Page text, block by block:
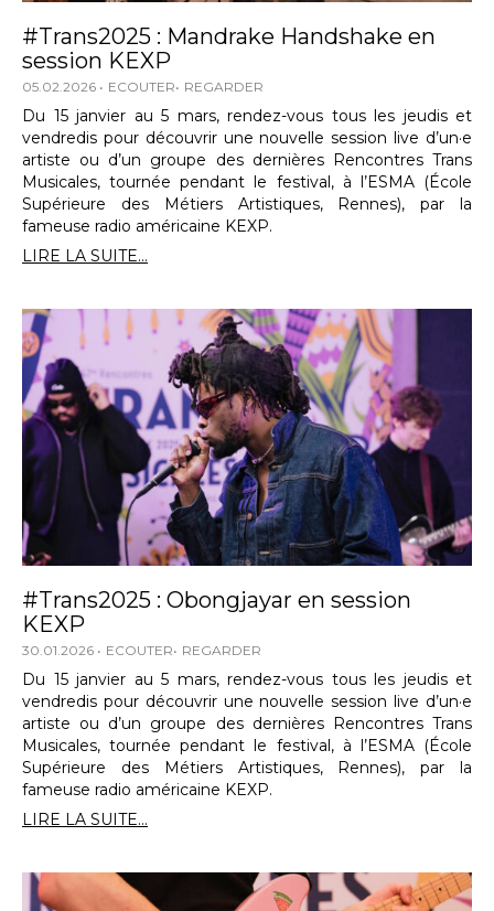
#Trans2025 : Mandrake Handshake en
session KEXP
05.02.2026 ECOUTER REGARDER
Du 15 janvier au 5 mars, rendez-vous tous les jeudis et
vendredis pour découvrir une nouvelle session live d’un·e
artiste ou d’un groupe des dernières Rencontres Trans
Musicales, tournée pendant le festival, à l’ESMA (École
Supérieure des Métiers Artistiques, Rennes), par la
fameuse radio américaine KEXP.
LIRE LA SUITE...
#Trans2025 : Obongjayar en session
KEXP
30.01.2026 ECOUTER REGARDER
Du 15 janvier au 5 mars, rendez-vous tous les jeudis et
vendredis pour découvrir une nouvelle session live d’un·e
artiste ou d’un groupe des dernières Rencontres Trans
Musicales, tournée pendant le festival, à l’ESMA (École
Supérieure des Métiers Artistiques, Rennes), par la
fameuse radio américaine KEXP.
LIRE LA SUITE...